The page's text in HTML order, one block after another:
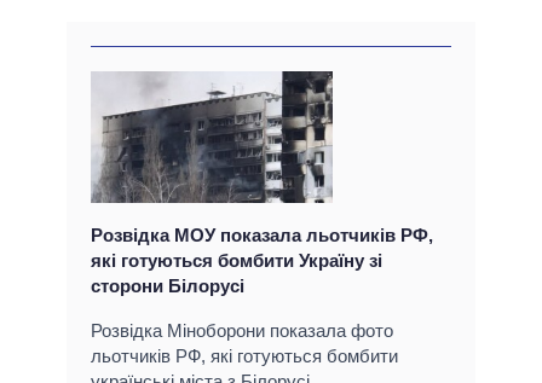
Розвідка МОУ показала льотчиків РФ,
які готуються бомбити Україну зі
сторони Білорусі
Розвідка Міноборони показала фото
льотчиків РФ, які готуються бомбити